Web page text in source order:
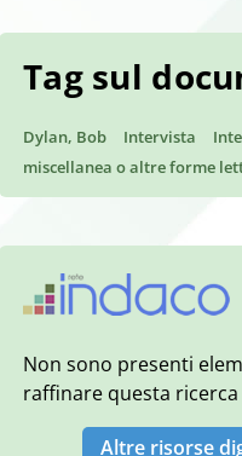
Tag sul
Dylan, Bob Intervista
miscellanea o altre forme
Non sono presenti
raffinare questa ricerca
Altre risorse